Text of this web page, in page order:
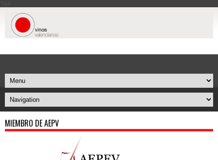
164
MIEMBRO DE AEPV